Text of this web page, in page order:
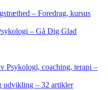
– Foredrag, kursus
– Gå Dig Glad
Psykologi, coaching, terapi –
udvikling – 32 artikler